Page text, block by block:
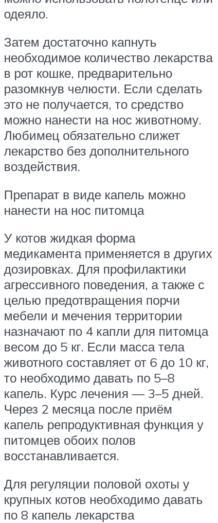
одеяло.
Затем достаточно капнуть
необходимое количество лекарства
в рот кошке, предварительно
разомкнув челюсти. Если сделать
это не получается, то средство
можно нанести на нос животному.
Любимец обязательно слижет
лекарство без дополнительного
воздействия.
Препарат в виде капель можно
нанести на нос питомца
У котов жидкая форма
медикамента применяется в других
дозировках. Для профилактики
агрессивного поведения, а также с
целью предотвращения порчи
мебели и мечения территории
назначают по 4 капли для питомца
весом до 5 кг. Если масса тела
животного составляет от 6 до 10 кг,
то необходимо давать по 5–8
капель. Курс лечения — 3–5 дней.
Через 2 месяца после приём
капель репродуктивная функция у
питомцев обоих полов
восстанавливается.
Для регуляции половой охоты у
крупных котов необходимо давать
по 8 капель лекарства